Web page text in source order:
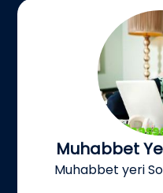
Muhabbet
Muhabbet yeri